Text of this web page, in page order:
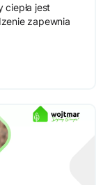
ciepła jest
zapewnia